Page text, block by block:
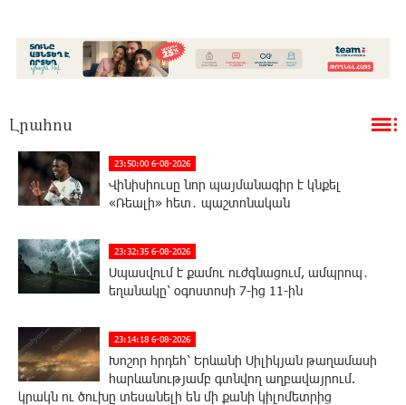
Լրահոս
23:50:00 6-08-2026
Վինիսիուսը նոր պայմանագիր է կնքել
«Ռեալի» հետ․ պաշտոնական
23:32:35 6-08-2026
Սպասվում է քամու ուժգնացում, ամպրոպ․
եղանակը՝ օգոստոսի 7-ից 11-ին
23:14:18 6-08-2026
Խոշոր հրդեհ՝ Երևանի Սիլիկյան թաղամասի
հարևանությամբ գտնվող աղբավայրում.
կրակն ու ծուխը տեսանելի են մի քանի կիլոմետրից